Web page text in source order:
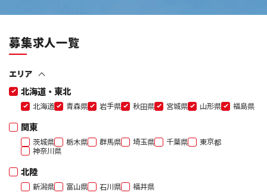
募集求人一覧
エリア
北海道・東北
北海道 青森県 岩手県 秋田県 宮城県 山形県 福島県
関東
茨城県 栃木県 群馬県 埼玉県 千葉県
東京都
神奈川県
北陸
新潟県 富山県 石川県 福井県